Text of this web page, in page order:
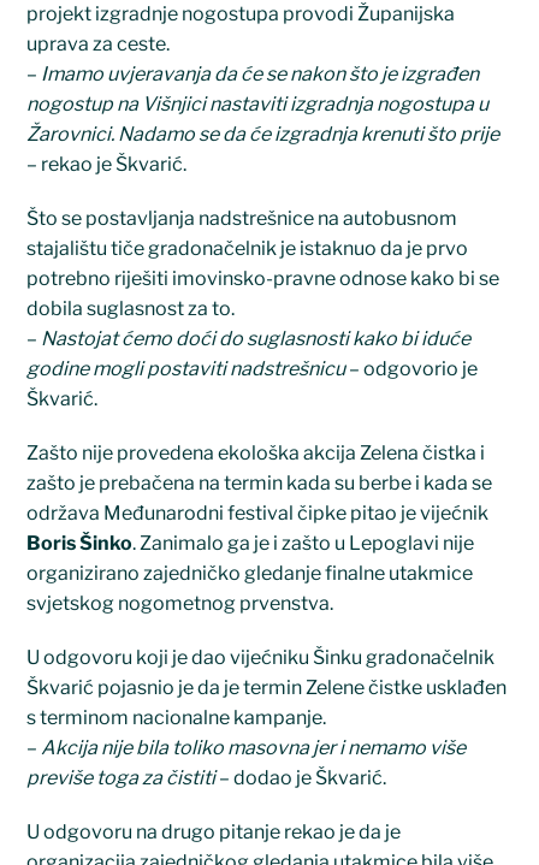
projekt izgradnje nogostupa provodi Županijska
uprava za ceste.
– Imamo uvjeravanja da će se nakon što je izgrađen
nogostup na Višnjici nastaviti izgradnja nogostupa u
Žarovnici. Nadamo se da će izgradnja krenuti što prije
– rekao je Škvarić.
Što se postavljanja nadstrešnice na autobusnom
stajalištu tiče gradonačelnik je istaknuo da je prvo
potrebno riješiti imovinsko-pravne odnose kako bi se
dobila suglasnost za to.
– Nastojat ćemo doći do suglasnosti kako bi iduće
godine mogli postaviti nadstrešnicu– odgovorio je
Škvarić.
Zašto nije provedena ekološka akcija Zelena čistka i
zašto je prebačena na termin kada su berbe i kada se
održava Međunarodni festival čipke pitao je vijećnik
Boris Šinko. Zanimalo ga je i zašto u Lepoglavi nije
organizirano zajedničko gledanje finalne utakmice
svjetskog nogometnog prvenstva.
U odgovoru koji je dao vijećniku Šinku gradonačelnik
Škvarić pojasnio je da je termin Zelene čistke usklađen
s terminom nacionalne kampanje.
– Akcija nije bila toliko masovna jer i nemamo više
previše toga za čistiti– dodao je Škvarić.
U odgovoru na drugo pitanje rekao je da je